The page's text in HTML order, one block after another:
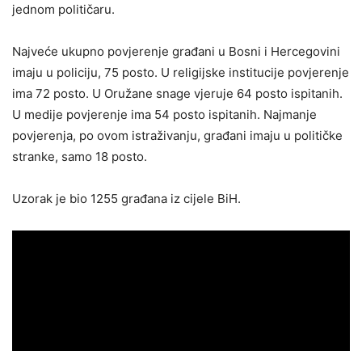
jednom političaru.
Najveće ukupno povjerenje građani u Bosni i Hercegovini
imaju u policiju, 75 posto. U religijske institucije povjerenje
ima 72 posto. U Oružane snage vjeruje 64 posto ispitanih.
U medije povjerenje ima 54 posto ispitanih. Najmanje
povjerenja, po ovom istraživanju, građani imaju u političke
stranke, samo 18 posto.
Uzorak je bio 1255 građana iz cijele BiH.